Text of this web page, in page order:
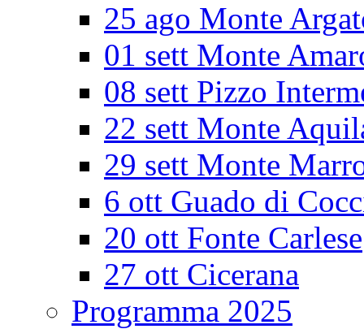
25 ago Monte
01 sett Monte
08 sett Pizzo
22 sett Monte
29 sett Monte
6 ott Guado di
20 ott Fonte Carlese
27 ott Cicerana
Programma 2025